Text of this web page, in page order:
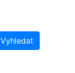
Vyhledat